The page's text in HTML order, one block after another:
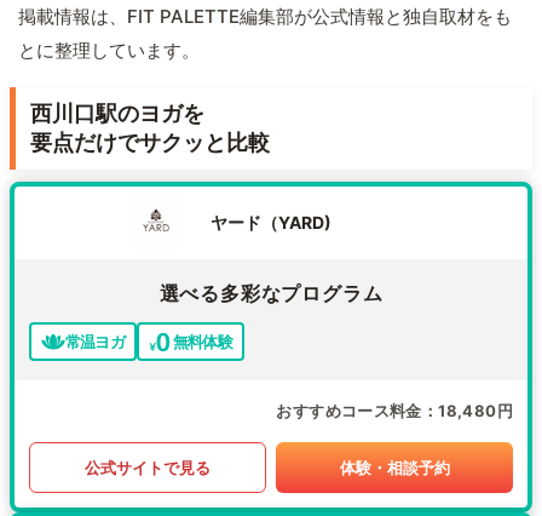
掲載情報は、FIT PALETTE編集部が公式情報と独自取材をも
とに整理しています。
西川口駅のヨガを
要点だけでサクッと比較
ヤード（YARD)
選べる多彩なプログラム
常温ヨガ 無料体験
おすすめコース料金 18,480円
公式サイトで見る 体験・相談予約